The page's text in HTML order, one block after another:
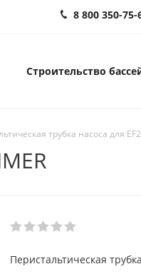
8 800 350-75-
Строительство
трубка насоса для
Перистальтическая